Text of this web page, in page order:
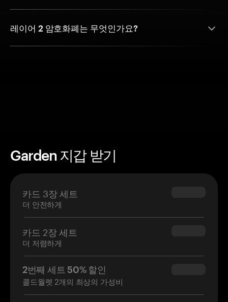
레이어 2 암호화폐는 무엇인가요?
Garden 지갑 받기
카드 3장 세트
더 안전하게
$69.90
카드 2장 세트
더 저렴하게
$54.90
2번째 세트 50% 할인
콜드월렛 2개의 최상의 가성비
$34.95